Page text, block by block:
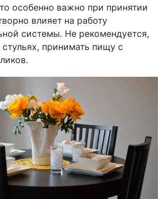
особенно важно при принятии
влияет на работу
системы. Не рекомендуется,
стульях, принимать пищу с